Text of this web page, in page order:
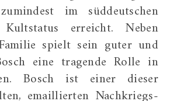
im süddeutschen
erreicht. Neben
spielt sein guter und
eine tragende Rolle in
Bosch ist einer dieser
emaillierten Nachkriegs-